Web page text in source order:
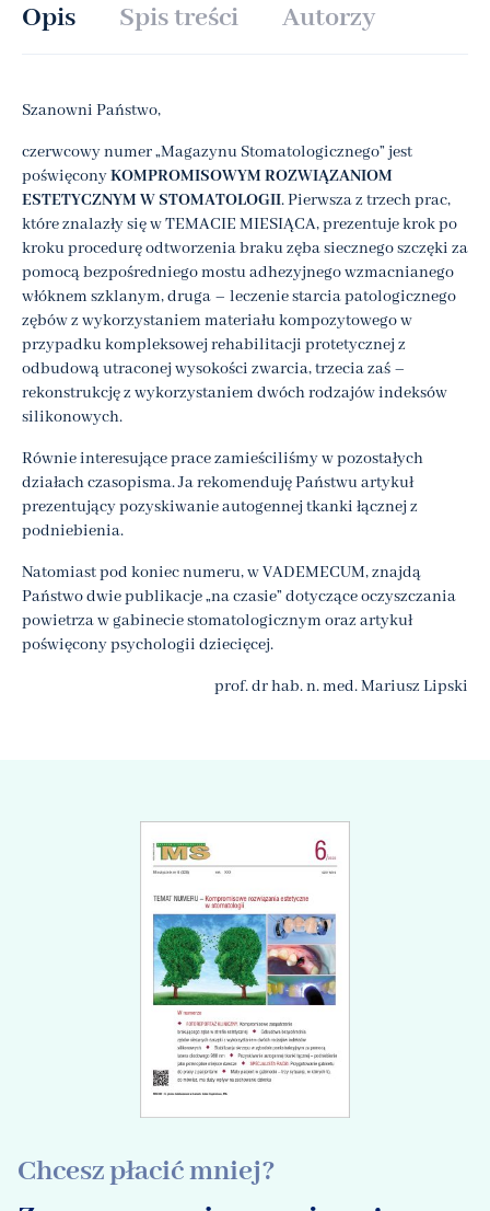
Opis Spis treści Autorzy
Szanowni Państwo,
czerwcowy numer „Magazynu Stomatologicznego” jest
poświęconyKOMPROMISOWYM ROZWIĄZANIOM
ESTETYCZNYM W STOMATOLOGII. Pierwsza z trzech prac,
które znalazły się w TEMACIE MIESIĄCA, prezentuje krok po
kroku procedurę odtworzenia braku zęba siecznego szczęki za
pomocą bezpośredniego mostu adhezyjnego wzmacnianego
włóknem szklanym, druga – leczenie starcia patologicznego
zębów z wykorzystaniem materiału kompozytowego w
przypadku kompleksowej rehabilitacji protetycznej z
odbudową utraconej wysokości zwarcia, trzecia zaś –
rekonstrukcję z wykorzystaniem dwóch rodzajów indeksów
silikonowych.
Równie interesujące prace zamieściliśmy w pozostałych
działach czasopisma. Ja rekomenduję Państwu artykuł
prezentujący pozyskiwanie autogennej tkanki łącznej z
podniebienia.
Natomiast pod koniec numeru, w VADEMECUM, znajdą
Państwo dwie publikacje „na czasie” dotyczące oczyszczania
powietrza w gabinecie stomatologicznym oraz artykuł
poświęcony psychologii dziecięcej.
prof. dr hab. n. med. Mariusz Lipski
Chcesz płacić mniej?